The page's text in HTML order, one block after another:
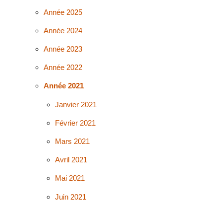
Année 2025
Année 2024
Année 2023
Année 2022
Année 2021
Janvier 2021
Février 2021
Mars 2021
Avril 2021
Mai 2021
Juin 2021